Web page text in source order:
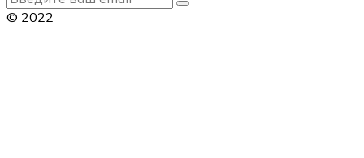
© 2022